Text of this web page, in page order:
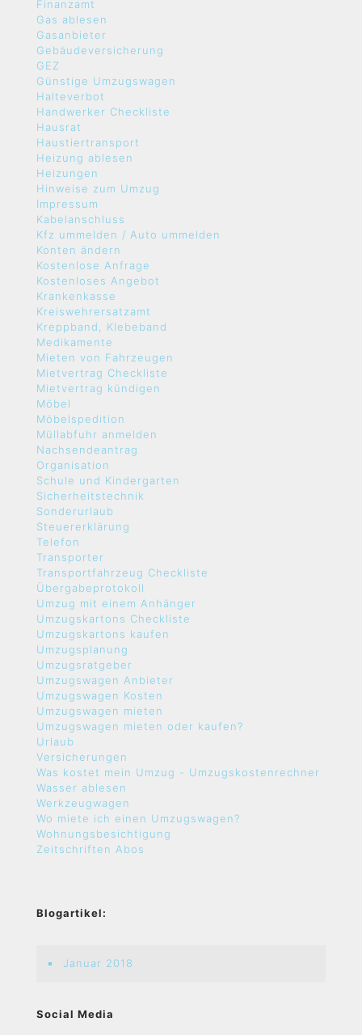
Finanzamt
Gas ablesen
Gasanbieter
Gebäudeversicherung
GEZ
Günstige Umzugswagen
Halteverbot
Handwerker Checkliste
Hausrat
Haustiertransport
Heizung ablesen
Heizungen
Hinweise zum Umzug
Impressum
Kabelanschluss
Kfz ummelden / Auto ummelden
Konten ändern
Kostenlose Anfrage
Kostenloses Angebot
Krankenkasse
Kreiswehrersatzamt
Kreppband, Klebeband
Medikamente
Mieten von Fahrzeugen
Mietvertrag Checkliste
Mietvertrag kündigen
Möbel
Möbelspedition
Müllabfuhr anmelden
Nachsendeantrag
Organisation
Schule und Kindergarten
Sicherheitstechnik
Sonderurlaub
Steuererklärung
Telefon
Transporter
Transportfahrzeug Checkliste
Übergabeprotokoll
Umzug mit einem Anhänger
Umzugskartons Checkliste
Umzugskartons kaufen
Umzugsplanung
Umzugsratgeber
Umzugswagen Anbieter
Umzugswagen Kosten
Umzugswagen mieten
Umzugswagen mieten oder kaufen?
Urlaub
Versicherungen
Was kostet mein Umzug - Umzugskostenrechner
Wasser ablesen
Werkzeugwagen
Wo miete ich einen Umzugswagen?
Wohnungsbesichtigung
Zeitschriften Abos
Blogartikel:
Januar 2018
Social Media